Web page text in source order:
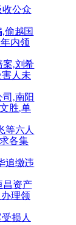
公众
偷越国
内领
案,刘希
人未
,南阳
胜,单
等六人
各集
追缴违
昌资产
理领
损人